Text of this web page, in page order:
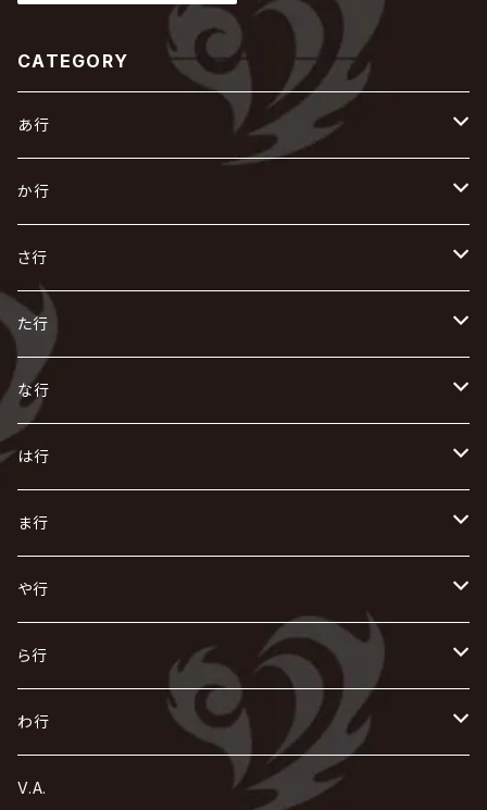
CATEGORY
あ行
あ
R指定
AIOLIN
i.D.A
Azavana
Acid Black Cherry
い
IKUO
exist†trace
色々な十字架
168 / 葵-168-
う
VIRGE / ヴァージュ
Waive
え
ACE OF SPADES
X JAPAN
お
AURORIZE
OFIAM
か行
か
怪人二十面奏
Kαin
the GazettE
GOTCHAROCKA
き
KISAKI
キズ
KIRITO / キリト
く
Crack6
グラビティ
け
[ kei ] / 圭
仮病
こ
GOATBED
ゴールデンボンバー
さ行
さ
ザアザア
The THIRTEEN
XANVALA
し
Zeke Deux
Z CLEAR
-真天地開闢集団-ジグザグ
す
Z CLEAR
超ジャシー
せ
ゼラ
零[Hz]
そ
SOPHIA
ZOMBIE / ぞんび
た行
た
DASEIN
DAIGO
ち
CHAQLA.
つ
て
D
DIAURA
と
東京花嫁
Tourbillon
な行
な
NIGHTMARE
NAZARE
に
NiEL
NICOLAS
ぬ
nurié
ね
NETH PRIERE CAIN
NEVERLAND
の
NoGoD
は行
は
heidi.
H.U.G
ひ
HERO
美炎-BIEN-
ふ
Far East Dizain
Fatüm
へ
BabyKingdom
ほ
ま行
ま
THE MICRO HEAD 4N'S
MAO / マオ from SID
み
未完成アリス
ミスイ
む
MUCC / ムック
め
や行
や
ヤミテラ / 外道反逆者ヤミテラ
ゆ
YUKIYA / 藤田幸也
よ
ら行
ら
rice
り
わ行
わ
V.A.